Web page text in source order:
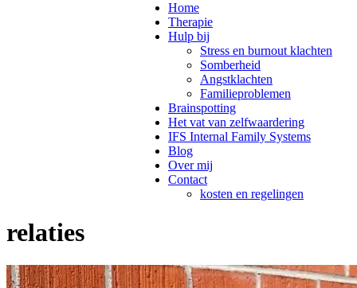
Home
Therapie
Hulp bij
Stress en burnout klachten
Somberheid
Angstklachten
Familieproblemen
Brainspotting
Het vat van zelfwaardering
IFS Internal Family Systems
Blog
Over mij
Contact
kosten en regelingen
relaties